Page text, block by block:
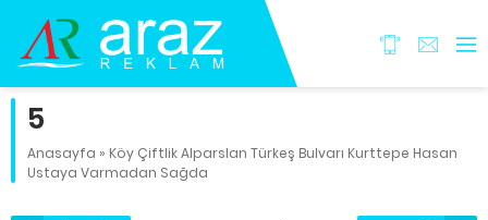
5
Anasayfa » Köy Çiftlik Alparslan Türkeş Bulvarı Kurttepe Hasan
Ustaya Varmadan Sağda